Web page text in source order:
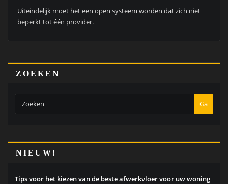
Uiteindelijk moet het een open systeem worden dat zich niet
beperkt tot één provider.
ZOEKEN
Ga
NIEUW!
Tips voor het kiezen van de beste afwerkvloer voor uw woning